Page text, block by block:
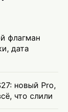
флагман
дата
новый Pro,
что слили